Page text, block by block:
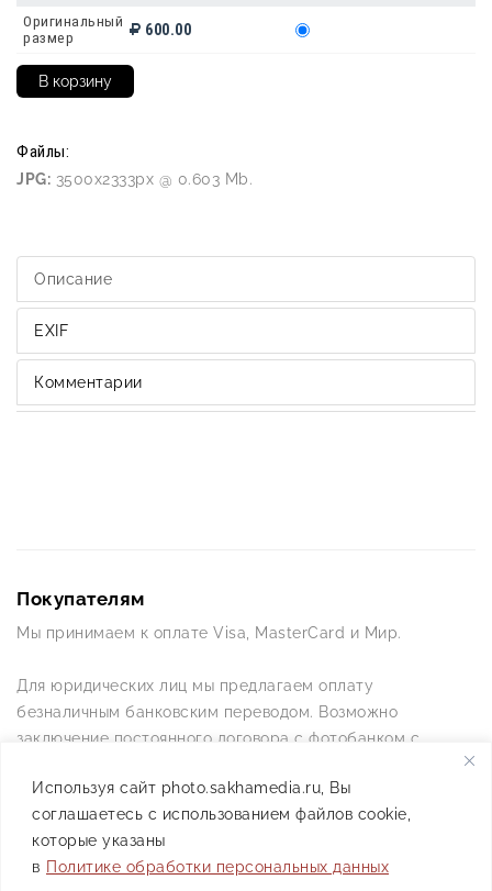
Используя сайт photo.sakhamedia.ru, Вы
соглашаетесь с использованием файлов cookie,
которые указаны
в Политике обработки персональных данных
Оригинальный
размер
600.00
Файлы:
JPG: 3500x2333px @ 0.603 Mb.
Описание
EXIF
Комментарии
Покупателям
Мы принимаем к оплате Visa, MasterCard и Мир.
Для юридических лиц мы предлагаем оплату
безналичным банковским переводом. Возможно
заключение постоянного договора с фотобанком с
Позвоните нам по телефону +7(4112) 42-09-42 — и мы
ответим на все ваши вопросы